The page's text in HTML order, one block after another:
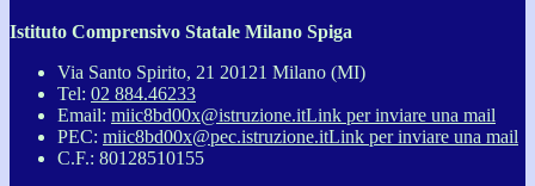
Istituto Comprensivo Statale Milano Spiga
Via Santo Spirito, 21 20121 Milano (MI)
Tel: 02 884.46233
Email: miic8bd00x@istruzione.itLink per inviare una mail
PEC: miic8bd00x@pec.istruzione.itLink per inviare una mail
C.F.: 80128510155